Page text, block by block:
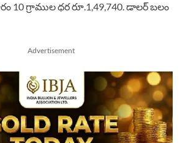
10 గ్రాముల ధర రూ.1,49,740. డాలర్ బలం
Advertisement